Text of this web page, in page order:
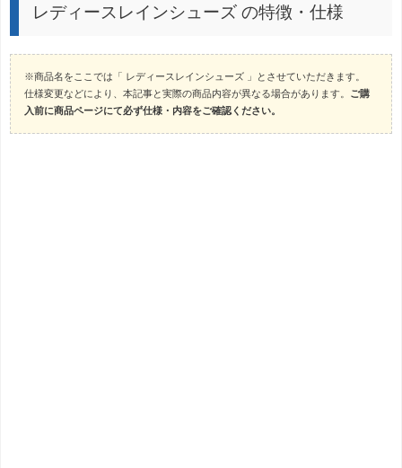
レディースレインシューズ の特徴・仕様
※商品名をここでは「 レディースレインシューズ 」とさせていただきます。
仕様変更などにより、本記事と実際の商品内容が異なる場合があります。 ご購
入前に商品ページにて必ず仕様・内容をご確認ください。